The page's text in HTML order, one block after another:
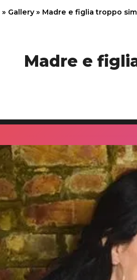
» Gallery » Madre e figlia troppo
Madre e